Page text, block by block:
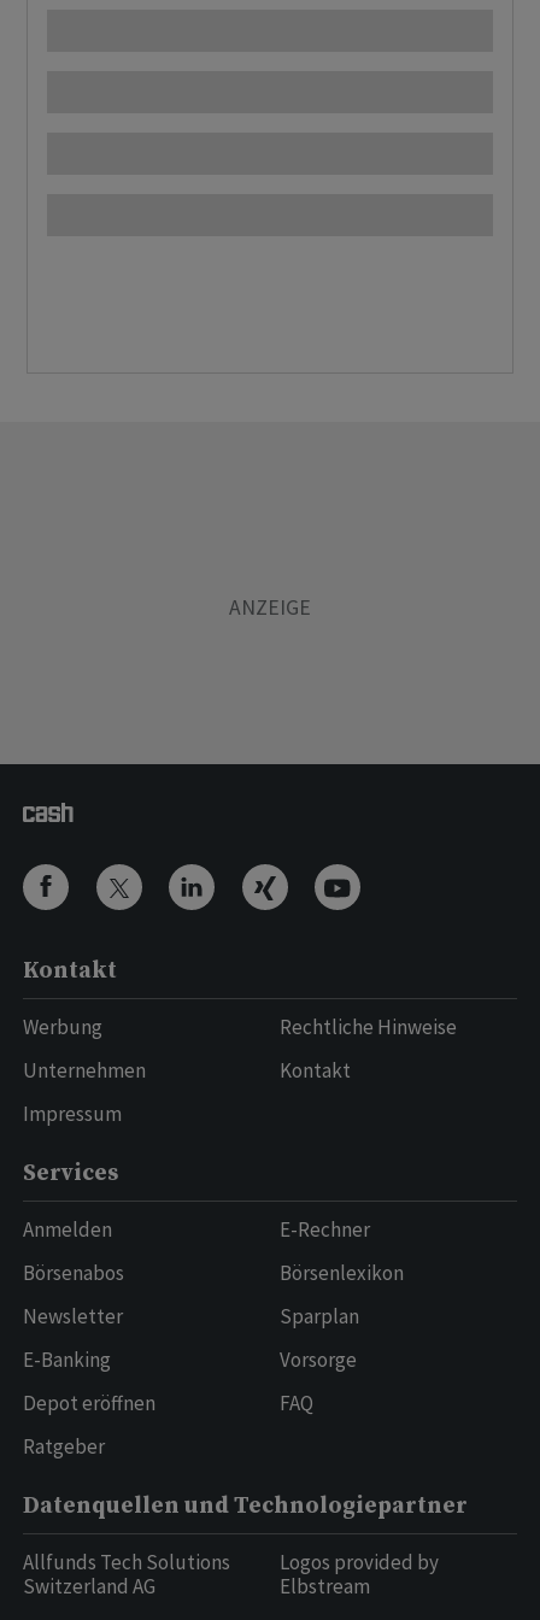
Kontakt
Werbung
Unternehmen
Impressum
Rechtliche Hinweise
Kontakt
Services
Anmelden
Börsenabos
Newsletter
E-Banking
Depot eröffnen
Ratgeber
E-Rechner
Börsenlexikon
Sparplan
Vorsorge
FAQ
Datenquellen und Technologiepartner
Allfunds Tech Solutions
Switzerland AG
Logos provided by
Elbstream